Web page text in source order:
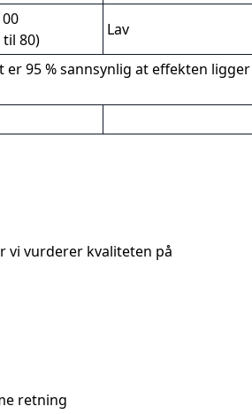
80)
Lav
95 % sannsynlig at effekten ligger
vi vurderer kvaliteten på
retning